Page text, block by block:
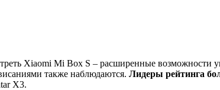
Xiaomi Mi Box S – расширенные возможности
также наблюдаются. Лидеры рейтинга
X3.